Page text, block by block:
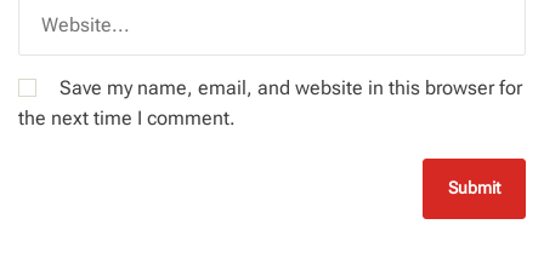
Save my name, email, and website in this browser for
the next time I comment.